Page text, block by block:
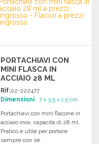
PORTACHIAVI CON
MINI FLASCA IN
ACCIAIO 28 ML
Rif.02-222477
Dimensioni : 7 x 3.5 x 1.5 cm
Portachiavi con mini flacone in
acciaio inox, capacità di 28 ml.
Pratico e utile per portare
sempre con sé.